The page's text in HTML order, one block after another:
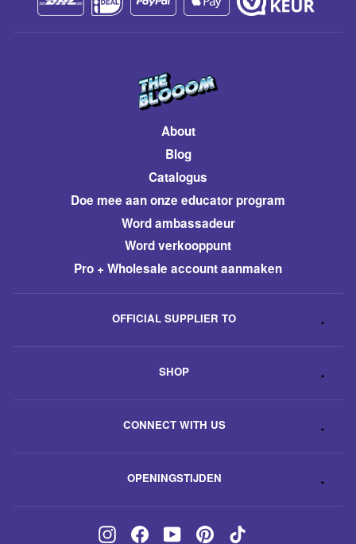
About
Blog
Catalogus
​Doe mee aan onze educator program
Word ambassadeur
​Word verkooppunt
Pro + Wholesale account aanmaken
OFFICIAL SUPPLIER TO
SHOP
CONNECT WITH US
OPENINGSTIJDEN
InstagramFacebook
YouTubePinterestTikTok